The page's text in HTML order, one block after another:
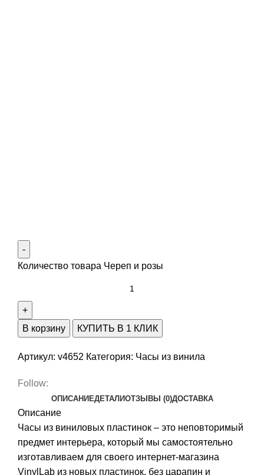
Количество товара Череп и розы
В корзину КУПИТЬ В 1 КЛИК
Артикул: v4652 Категория: Часы из винила
Follow:
ОПИСАНИЕДЕТАЛИОТЗЫВЫ (0)ДОСТАВКА
Описание
Часы из виниловых пластинок – это неповторимый
предмет интерьера, который мы самостоятельно
изготавливаем для своего интернет-магазина
VinylLab из новых пластинок, без царапин и